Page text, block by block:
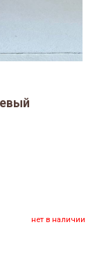
нет в наличии